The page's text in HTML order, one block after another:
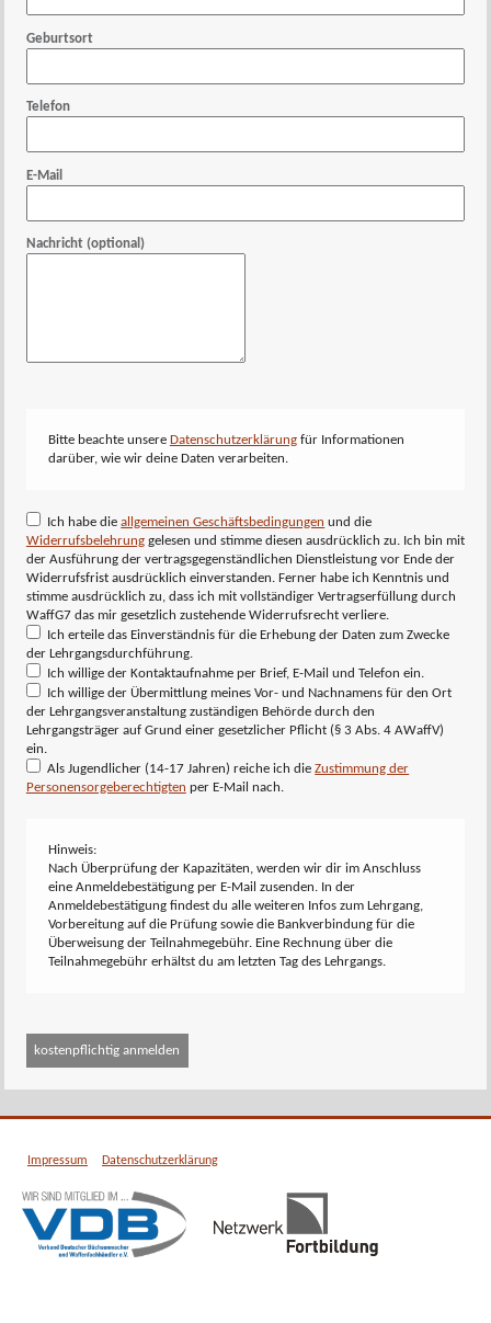
Geburtsort
Telefon
E-Mail
Nachricht (optional)
Bitte beachte unsere Datenschutzerklärungfür Informationen
darüber, wie wir deine Daten verarbeiten.
Ich habe dieallgemeinen Geschäftsbedingungen und die
Widerrufsbelehrunggelesen und stimme diesen ausdrücklich zu. Ich bin mit
der Ausführung der vertragsgegenständlichen Dienstleistung vor Ende der
Widerrufsfrist ausdrücklich einverstanden. Ferner habe ich Kenntnis und
stimme ausdrücklich zu, dass ich mit vollständiger Vertragserfüllung durch
WaffG7 das mir gesetzlich zustehende Widerrufsrecht verliere.
Ich erteile das Einverständnis für die Erhebung der Daten zum Zwecke
der Lehrgangsdurchführung.
Ich willige der Kontaktaufnahme per Brief, E-Mail und Telefon ein.
Ich willige der Übermittlung meines Vor- und Nachnamens für den Ort
der Lehrgangsveranstaltung zuständigen Behörde durch den
Lehrgangsträger auf Grund einer gesetzlicher Pflicht (§ 3 Abs. 4 AWaffV)
ein.
Als Jugendlicher (14-17 Jahren) reiche ich dieZustimmung der
Personensorgeberechtigten per E-Mail nach.
Hinweis:
Nach Überprüfung der Kapazitäten, werden wir dir im Anschluss
eine Anmeldebestätigung per E-Mail zusenden. In der
Anmeldebestätigung findest du alle weiteren Infos zum Lehrgang,
Vorbereitung auf die Prüfung sowie die Bankverbindung für die
Überweisung der Teilnahmegebühr. Eine Rechnung über die
Teilnahmegebühr erhältst du am letzten Tag des Lehrgangs.
Impressum Datenschutzerklärung